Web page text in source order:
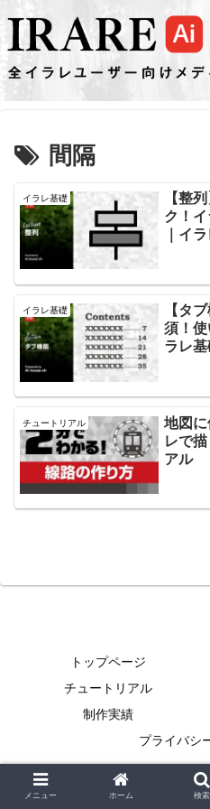
間隔
イラレ基礎
【整
ク！
｜イ
イラレ基礎
【タ
須！
ラレ
チュートリアル
地図
レで
アル
トップページ
チュートリアル
制作実績
プライバシ
Copyright © 2021 イラレク
メニュー ホーム 検索